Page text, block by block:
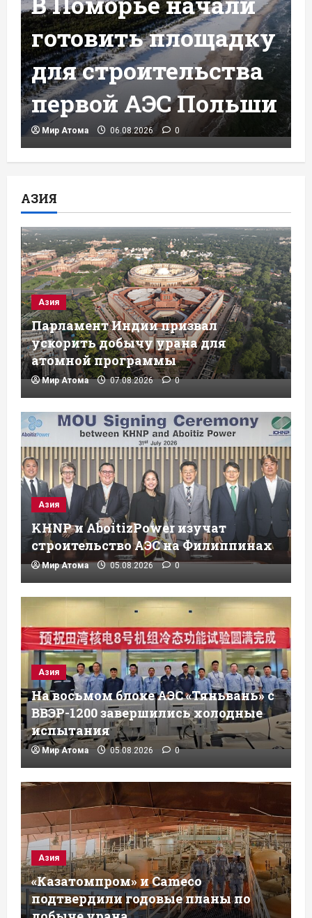
готовить площадку
для строительства
первой АЭС Польши
Мир Атома 06.08.2026 0
АЗИЯ
Азия
Парламент Индии призвал
ускорить добычу урана для
атомной программы
Мир Атома 07.08.2026 0
Азия
KHNP и AboitizPower изучат
строительство АЭС на Филиппинах
Мир Атома 05.08.2026 0
Азия
На восьмом блоке АЭС «Тяньвань» с
ВВЭР-1200 завершились холодные
испытания
Мир Атома 05.08.2026 0
Азия
«Казатомпром» и Cameco
подтвердили годовые планы по